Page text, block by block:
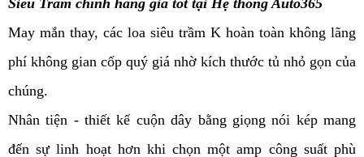
May mắn thay, các loa siêu trầm K hoàn toàn không lãng
phí không gian cốp quý giá nhờ kích thước tủ nhỏ gọn của
chúng.
Nhân tiện - thiết kế cuộn dây bằng giọng nói kép mang
đến sự linh hoạt hơn khi chọn một amp công suất phù